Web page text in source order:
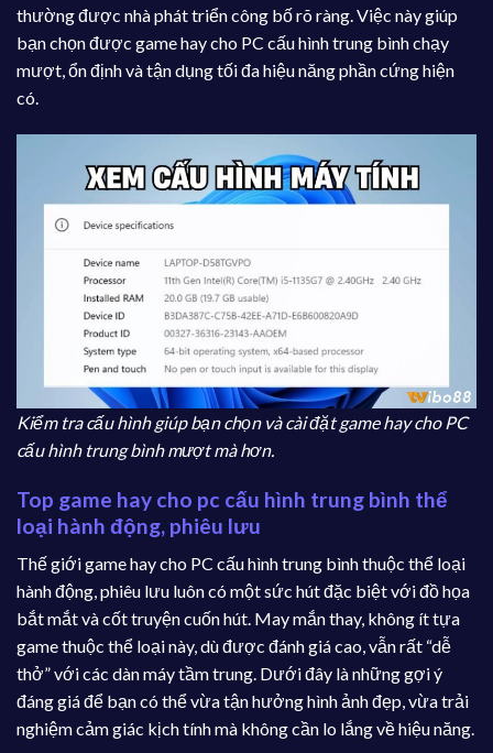
thường được nhà phát triển công bố rõ ràng. Việc này giúp
bạn chọn được game hay cho PC cấu hình trung bình chạy
mượt, ổn định và tận dụng tối đa hiệu năng phần cứng hiện
có.
Kiểm tra cấu hình giúp bạn chọn và cài đặt game hay cho PC
cấu hình trung bình mượt mà hơn.
Top game hay cho pc cấu hình trung bình thể
loại hành động, phiêu lưu
Thế giới game hay cho PC cấu hình trung bình thuộc thể loại
hành động, phiêu lưu luôn có một sức hút đặc biệt với đồ họa
bắt mắt và cốt truyện cuốn hút. May mắn thay, không ít tựa
game thuộc thể loại này, dù được đánh giá cao, vẫn rất “dễ
thở” với các dàn máy tầm trung. Dưới đây là những gợi ý
đáng giá để bạn có thể vừa tận hưởng hình ảnh đẹp, vừa trải
nghiệm cảm giác kịch tính mà không cần lo lắng về hiệu năng.